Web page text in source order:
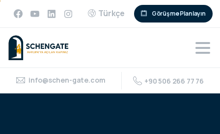
Türkçe Görüşme Planlayın
info@schen-gate.com +90 506 266 77 76